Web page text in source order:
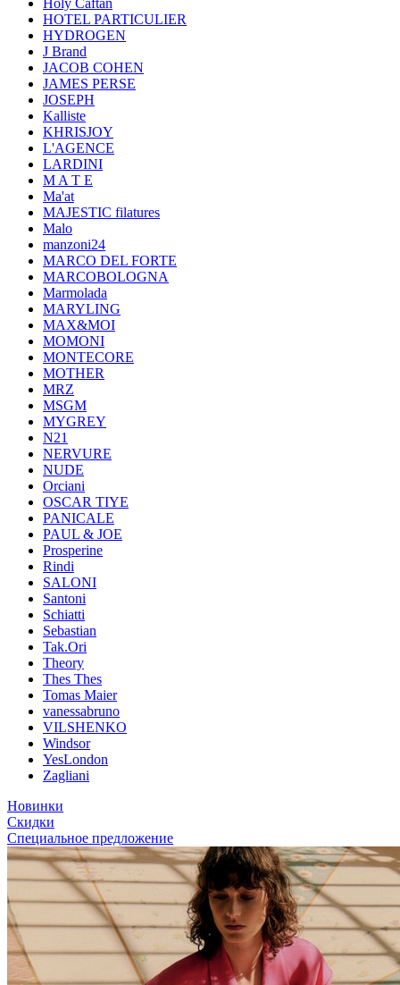
Holy Caftan
HOTEL PARTICULIER
HYDROGEN
J Brand
JACOB COHEN
JAMES PERSE
JOSEPH
Kalliste
KHRISJOY
L'AGENCE
LARDINI
M A T E
Ma'at
MAJESTIC filatures
Malo
manzoni24
MARCO DEL FORTE
MARCOBOLOGNA
Marmolada
MARYLING
MAX&MOI
MOMONI
MONTECORE
MOTHER
MRZ
MSGM
MYGREY
N21
NERVURE
NUDE
Orciani
OSCAR TIYE
PANICALE
PAUL & JOE
Prosperine
Rindi
SALONI
Santoni
Schiatti
Sebastian
Tak.Ori
Theory
Thes Thes
Tomas Maier
vanessabruno
VILSHENKO
Windsor
YesLondon
Zagliani
Новинки
Скидки
Специальное предложение